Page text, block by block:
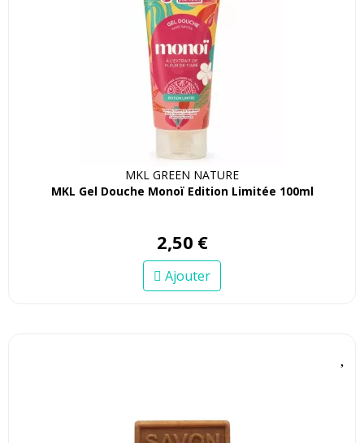
MKL GREEN NATURE
MKL Gel Douche Monoï Edition Limitée 100ml
2,50 €
Ajouter